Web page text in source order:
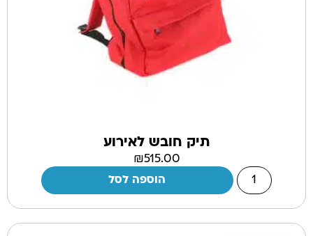
תיק חובש לאירוע
₪515.00
הוספה לסל